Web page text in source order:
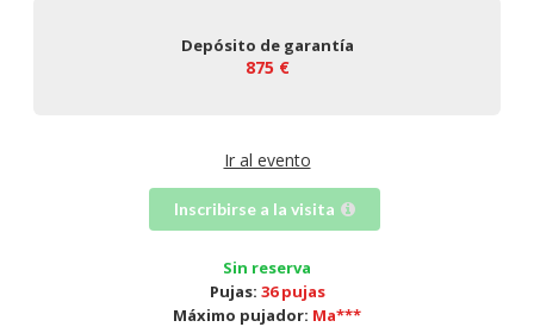
Depósito de garantía
875 €
Ir al evento
Inscribirse a la visita
Sin reserva
Pujas: 36 pujas
Máximo pujador: Ma***